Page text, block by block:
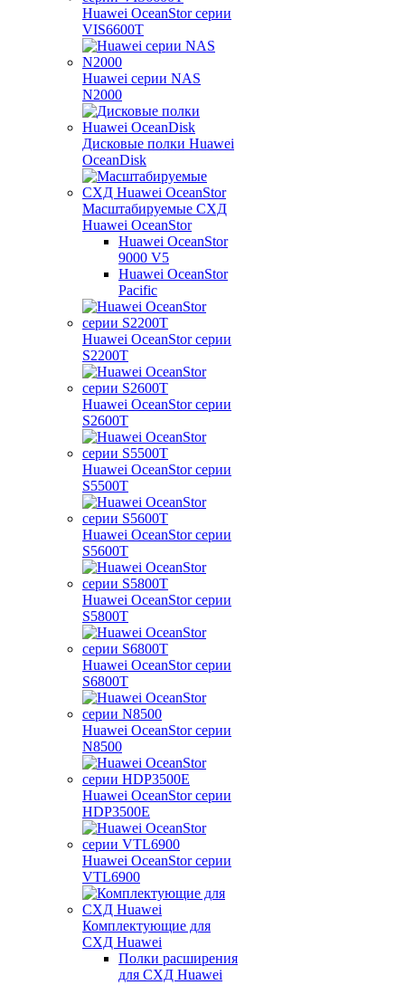
Huawei OceanStor серии
VIS6600T
Huawei серии NAS
N2000
Дисковые полки Huawei
OceanDisk
Масштабируемые СХД
Huawei OceanStor
Huawei OceanStor
9000 V5
Huawei OceanStor
Pacific
Huawei OceanStor серии
S2200T
Huawei OceanStor серии
S2600T
Huawei OceanStor серии
S5500T
Huawei OceanStor серии
S5600T
Huawei OceanStor серии
S5800T
Huawei OceanStor серии
S6800T
Huawei OceanStor серии
N8500
Huawei OceanStor серии
HDP3500E
Huawei OceanStor серии
VTL6900
Комплектующие для
СХД Huawei
Полки расширения
для СХД Huawei